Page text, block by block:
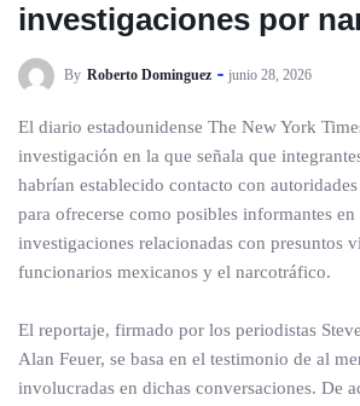
investigaciones por
By Roberto Dominguez junio 28, 2026
El diario estadounidense The New York
investigación en la que señala que
habrían establecido contacto con
para ofrecerse como posibles informantes en
investigaciones relacionadas con presuntos
funcionarios mexicanos y el narcotráfico.
El reportaje, firmado por los periodistas
Alan Feuer, se basa en el testimonio de al
involucradas en dichas conversaciones. De